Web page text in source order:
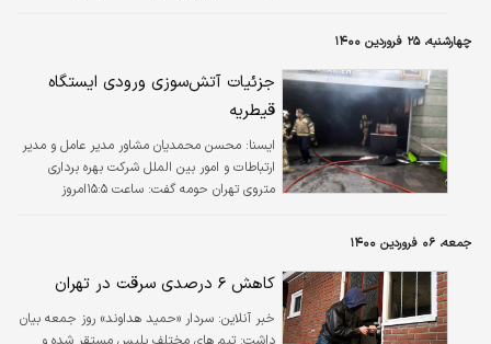
چهارشنبه، ۲۵ فروردین ۱۴۰۰
جزئیات آتش‌سوزی ورودی ایستگاه
قیطریه
ايسنا: محسن محمدیان مشاور مدیر عامل و مدیر
ارتباطات و امور بین الملل شرکت بهره برداری
متروی تهران حومه گفت: ساعت ۱۵:۵امروز
خوشبختانه هیچ مصدومی نداشت.
جمعه، ۰۶ فروردین ۱۴۰۰
کاهش ۶ درصدی سرقت در تهران
خبر آنلاین: سردار «حمید هداوند» روز جمعه بیان